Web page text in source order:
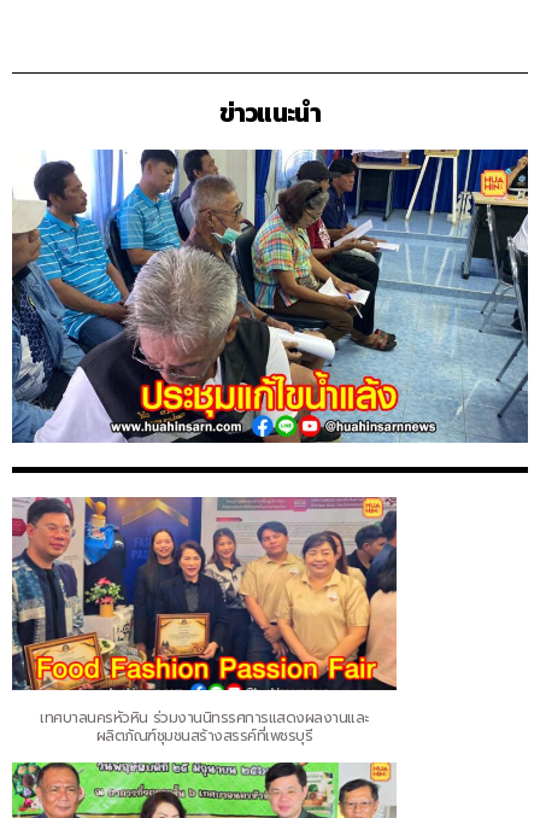
ข่าวแนะนำ
เทศบาลนครหัวหิน ร่วมงานนิทรรศการแสดงผลงานและ
ผลิตภัณฑ์ชุมชนสร้างสรรค์ที่เพชรบุรี